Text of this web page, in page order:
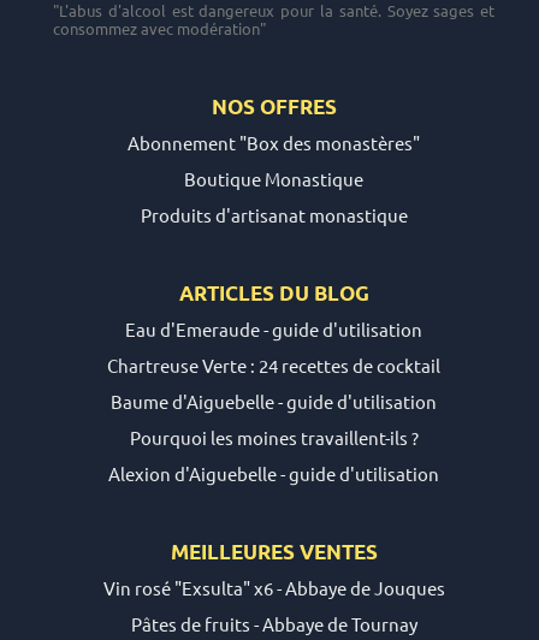
"L'abus d'alcool est dangereux pour la santé. Soyez sages et
consommez avec modération"
NOS OFFRES
Abonnement "Box des monastères"
Boutique Monastique
Produits d'artisanat monastique
ARTICLES DU BLOG
Eau d'Emeraude - guide d'utilisation
Chartreuse Verte : 24 recettes de cocktail
Baume d'Aiguebelle - guide d'utilisation
Pourquoi les moines travaillent-ils ?
Alexion d'Aiguebelle - guide d'utilisation
MEILLEURES VENTES
Vin rosé "Exsulta" x6 - Abbaye de Jouques
Pâtes de fruits - Abbaye de Tournay